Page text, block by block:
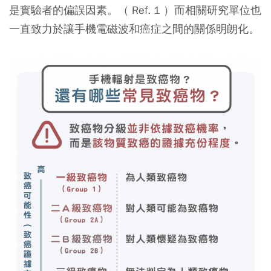
是實驗者的偏誤因素。（ Ref. 1 ）而相關研究單位也
一直致力於讓手機電磁波和癌症之間的關係明朗化。